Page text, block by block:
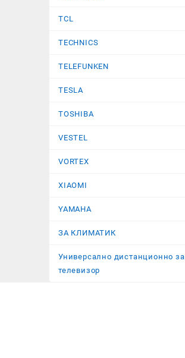
TCL
TECHNICS
TELEFUNKEN
TESLA
TOSHIBA
VESTEL
VORTEX
XIAOMI
YAMAHA
ЗА КЛИМАТИК
Универсално дистанционно за
телевизор